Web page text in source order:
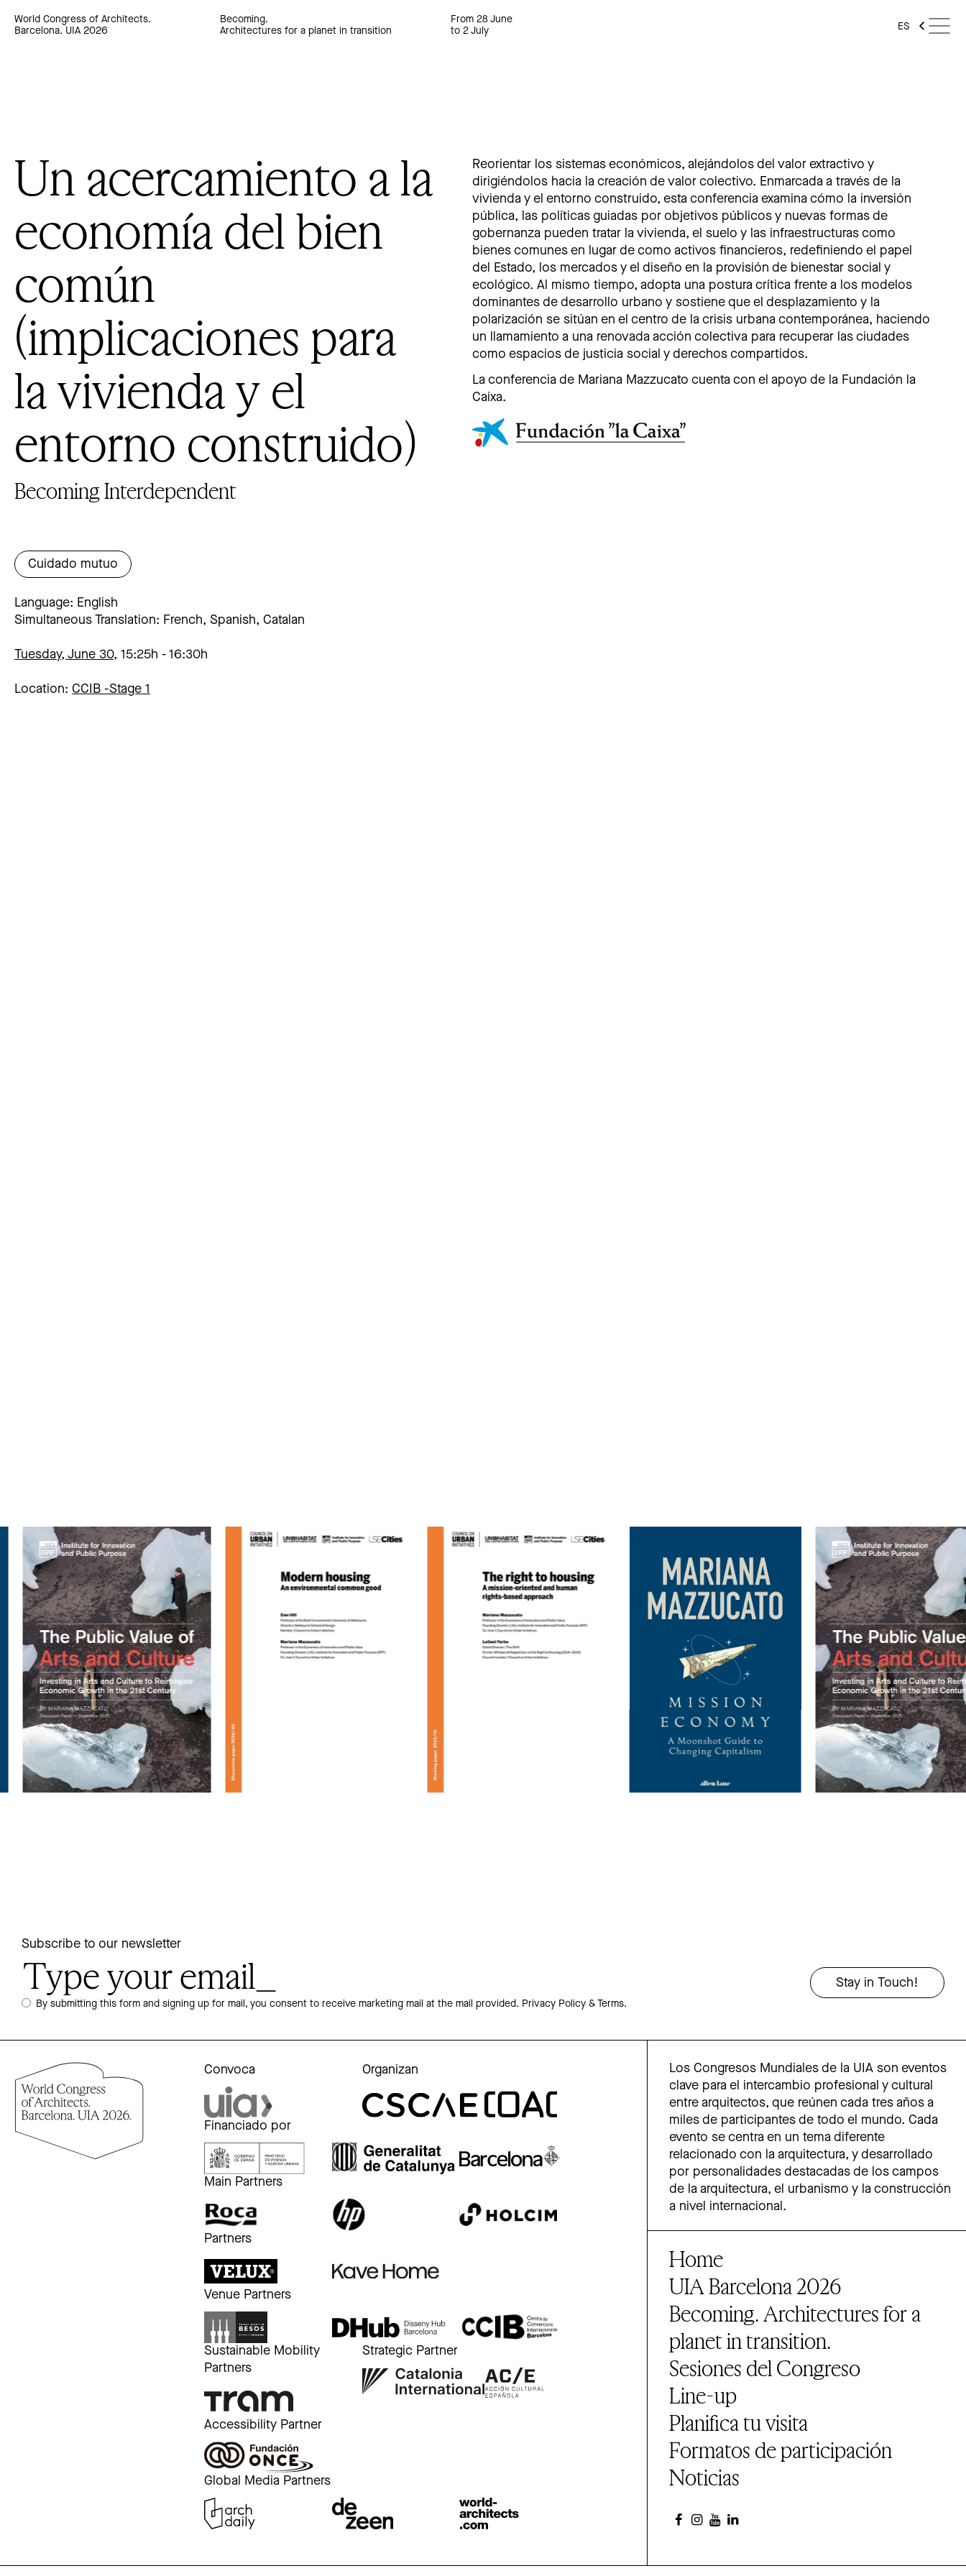
World Congress of Architects.
Barcelona. UIA 2026
Becoming.
Architectures for a planet in transition
From 28 June
to 2 July
ES
Un acercamiento a la
economía del bien
común
(implicaciones para
la vivienda y el
entorno construido)
Becoming Interdependent
Cuidado mutuo
Language: English
Simultaneous Translation: French, Spanish, Catalan
Tuesday, June 30, 15:25h 16:30h
Location: CCIB -Stage 1
Reorientar los sistemas económicos, alejándolos del valor extractivo y
dirigiéndolos hacia la creación de valor colectivo. Enmarcada a través de la
vivienda y el entorno construido, esta conferencia examina cómo la inversión
pública, las políticas guiadas por objetivos públicos y nuevas formas de
gobernanza pueden tratar la vivienda, el suelo y las infraestructuras como
bienes comunes en lugar de como activos financieros, redefiniendo el papel
del Estado, los mercados y el diseño en la provisión de bienestar social y
ecológico. Al mismo tiempo, adopta una postura crítica frente a los modelos
dominantes de desarrollo urbano y sostiene que el desplazamiento y la
polarización se sitúan en el centro de la crisis urbana contemporánea, haciendo
un llamamiento a una renovada acción colectiva para recuperar las ciudades
como espacios de justicia social y derechos compartidos.
La conferencia de Mariana Mazzucato cuenta con el apoyo de la Fundación la
Caixa.
Subscribe to our newsletter
By submitting this form and signing up for mail, you consent to receive marketing mail at the mail provided. Privacy Policy & Terms.
Convoca Organizan
Financiado por
Main Partners
Partners
Venue Partners
Sustainable Mobility
Partners
Strategic Partner
Accessibility Partner
Global Media Partners
Los Congresos Mundiales de la UIA son eventos
clave para el intercambio profesional y cultural
entre arquitectos, que reúnen cada tres años a
miles de participantes de todo el mundo. Cada
evento se centra en un tema diferente
relacionado con la arquitectura, y desarrollado
por personalidades destacadas de los campos
de la arquitectura, el urbanismo y la construcción
a nivel internacional.
Home
UIA Barcelona 2026
Becoming. Architectures for a
planet in transition.
Sesiones del Congreso
Line-up
Planifica tu visita
Formatos de participación
Noticias